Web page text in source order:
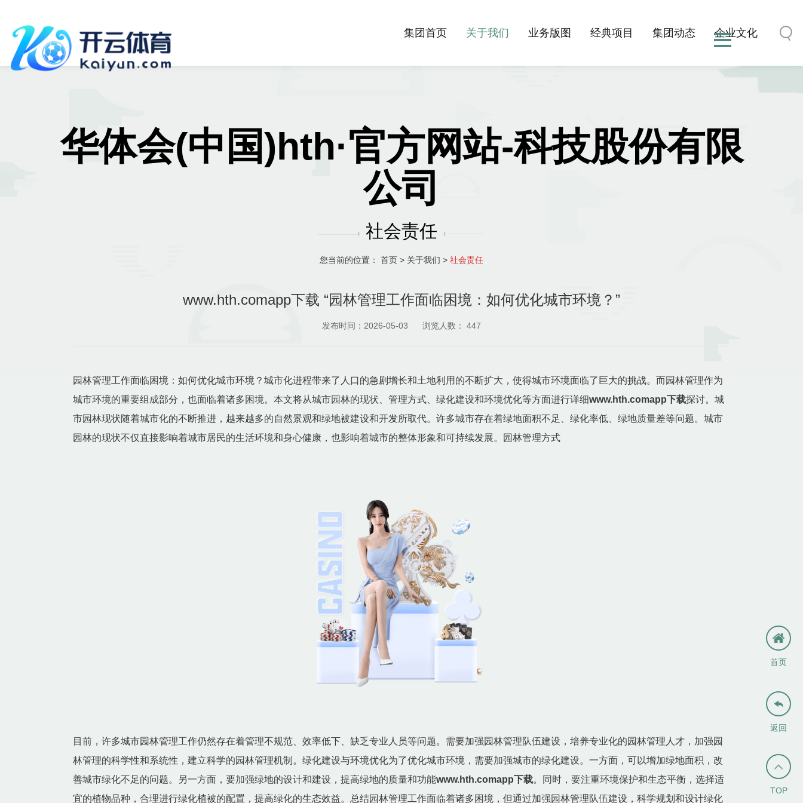
集团首页 关于我们 业务版图 经典项目 集团动态 企业文化
华体会(中国)hth·官方网站-科技股份有限
公司
社会责任
您当前的位置： 首页 > 关于我们 > 社会责任
www.hth.comapp下载 “园林管理工作面临困境：如何优化城市环境？”
发布时间：2026-05-03 浏览人数： 447
园林管理工作面临困境：如何优化城市环境？城市化进程带来了人口的急剧增长和土地利用的不断扩大，使得城市环境面临了巨大的挑战。而园林管理作为
城市环境的重要组成部分，也面临着诸多困境。本文将从城市园林的现状、管理方式、绿化建设和环境优化等方面进行详细www.hth.comapp下载探讨。城
市园林现状随着城市化的不断推进，越来越多的自然景观和绿地被建设和开发所取代。许多城市存在着绿地面积不足、绿化率低、绿地质量差等问题。城市
园林的现状不仅直接影响着城市居民的生活环境和身心健康，也影响着城市的整体形象和可持续发展。园林管理方式
目前，许多城市园林管理工作仍然存在着管理不规范、效率低下、缺乏专业人员等问题。需要加强园林管理队伍建设，培养专业化的园林管理人才，加强园
林管理的科学性和系统性，建立科学的园林管理机制。绿化建设与环境优化为了优化城市环境，需要加强城市的绿化建设。一方面，可以增加绿地面积，改
善城市绿化不足的问题。另一方面，要加强绿地的设计和建设，提高绿地的质量和功能www.hth.comapp下载。同时，要注重环境保护和生态平衡，选择适
宜的植物品种，合理进行绿化植被的配置，提高绿化的生态效益。总结园林管理工作面临着诸多困境，但通过加强园林管理队伍建设，科学规划和设计绿化
首页

TOP

返回